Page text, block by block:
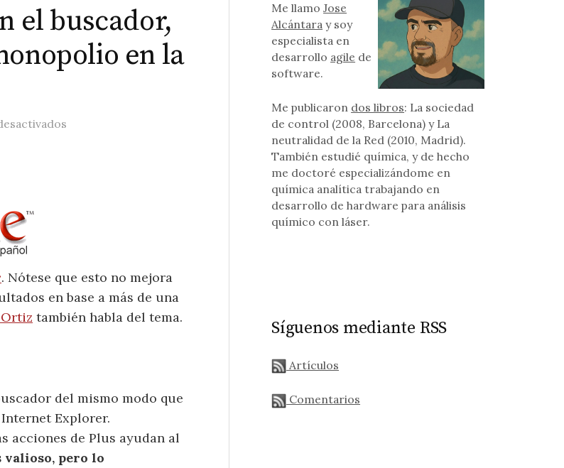
el buscador,
en la
en Google integrando Plus en el buscador, pero ¿cómo se frena un monopolio en la Red?
. Nótese que esto no mejora
en base a más de una
también habla del tema.
del mismo modo que
Explorer.
acciones de Plus ayudan al
pero lo
Me llamoJose
Alcántara y soy
especialista en
desarrollo agile de
software.
Me publicaron dos libros: La sociedad
de control (2008, Barcelona) y La
neutralidad de la Red (2010, Madrid).
También estudié química, y de hecho
me doctoré especializándome en
química analítica trabajando en
desarrollo de hardware para análisis
químico con láser.
Síguenos mediante RSS
Artículos
Comentarios